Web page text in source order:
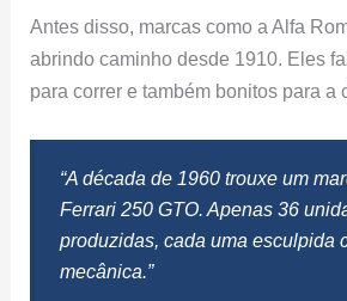
Antes disso, marcas como a Alfa
abrindo caminho desde 1910. Eles
para correr e também bonitos para a
“A década de 1960 trouxe um
Ferrari 250 GTO. Apenas 36
produzidas, cada uma esculpida
mecânica.”